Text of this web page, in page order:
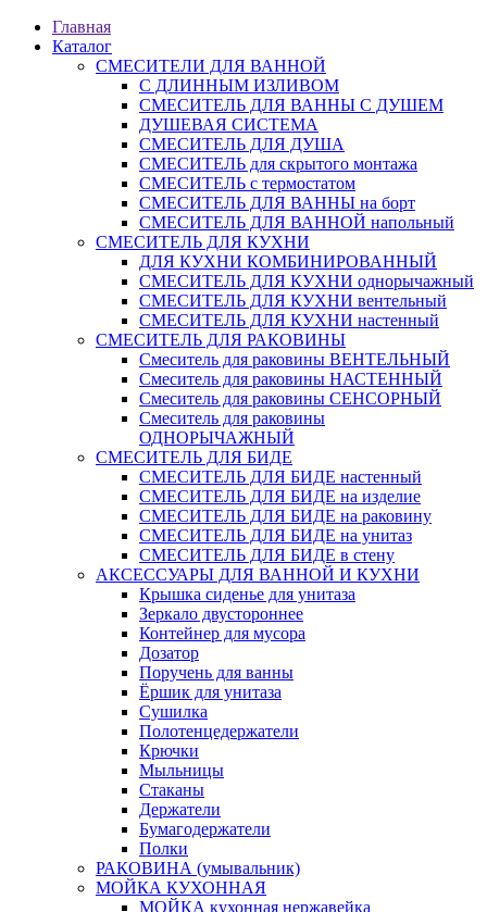
Главная
Каталог
СМЕСИТЕЛИ ДЛЯ ВАННОЙ
С ДЛИННЫМ ИЗЛИВОМ
СМЕСИТЕЛЬ ДЛЯ ВАННЫ С ДУШЕМ
ДУШЕВАЯ СИСТЕМА
СМЕСИТЕЛЬ ДЛЯ ДУША
СМЕСИТЕЛЬ для скрытого монтажа
СМЕСИТЕЛЬ с термостатом
СМЕСИТЕЛЬ ДЛЯ ВАННЫ на борт
СМЕСИТЕЛЬ ДЛЯ ВАННОЙ напольный
СМЕСИТЕЛЬ ДЛЯ КУХНИ
ДЛЯ КУХНИ КОМБИНИРОВАННЫЙ
СМЕСИТЕЛЬ ДЛЯ КУХНИ однорычажный
СМЕСИТЕЛЬ ДЛЯ КУХНИ вентельный
СМЕСИТЕЛЬ ДЛЯ КУХНИ настенный
СМЕСИТЕЛЬ ДЛЯ РАКОВИНЫ
Смеситель для раковины ВЕНТЕЛЬНЫЙ
Смеситель для раковины НАСТЕННЫЙ
Смеситель для раковины СЕНСОРНЫЙ
Смеситель для раковины
ОДНОРЫЧАЖНЫЙ
СМЕСИТЕЛЬ ДЛЯ БИДЕ
СМЕСИТЕЛЬ ДЛЯ БИДЕ настенный
СМЕСИТЕЛЬ ДЛЯ БИДЕ на изделие
СМЕСИТЕЛЬ ДЛЯ БИДЕ на раковину
СМЕСИТЕЛЬ ДЛЯ БИДЕ на унитаз
СМЕСИТЕЛЬ ДЛЯ БИДЕ в стену
АКСЕССУАРЫ ДЛЯ ВАННОЙ И КУХНИ
Крышка сиденье для унитаза
Зеркало двустороннее
Контейнер для мусора
Дозатор
Поручень для ванны
Ёршик для унитаза
Сушилка
Полотенцедержатели
Крючки
Мыльницы
Стаканы
Держатели
Бумагодержатели
Полки
РАКОВИНА (умывальник)
МОЙКА КУХОННАЯ
МОЙКА кухонная нержавейка